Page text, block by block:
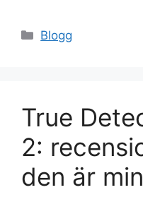
Kategorier
Blogg
True
2:
den är